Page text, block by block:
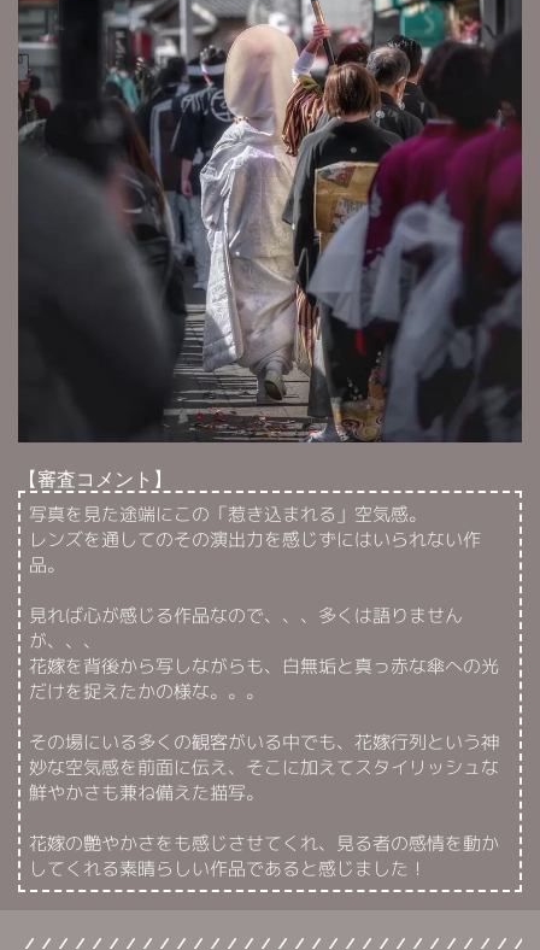
【審査コメント】
写真を見た途端にこの「惹き込まれる」空気感。
レンズを通してのその演出力を感じずにはいられない作
品。
見れば心が感じる作品なので、、、多くは語りません
が、、、
花嫁を背後から写しながらも、白無垢と真っ赤な傘への光
だけを捉えたかの様な。。。
その場にいる多くの観客がいる中でも、花嫁行列という神
妙な空気感を前面に伝え、そこに加えてスタイリッシュな
鮮やかさも兼ね備えた描写。
花嫁の艶やかさをも感じさせてくれ、見る者の感情を動か
してくれる素晴らしい作品であると感じました！